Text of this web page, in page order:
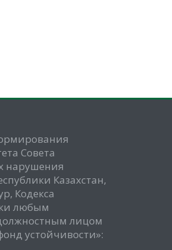
Совета
нарушения
Казахстан,
Кодекса
любым
лицом
устойчивости»: